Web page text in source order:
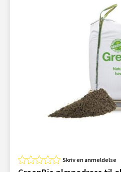
Skriv en anmeldelse